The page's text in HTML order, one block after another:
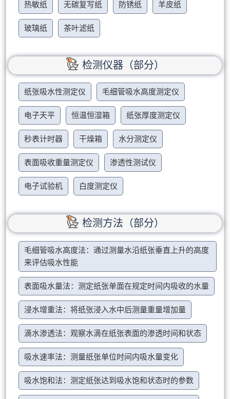
热敏纸 无碳复写纸 防锈纸 羊皮纸
玻璃纸 茶叶滤纸
检测仪器（部分）
纸张吸水性测定仪 毛细管吸水高度测定仪
电子天平 恒温恒湿箱 纸张厚度测定仪
秒表计时器 干燥箱 水分测定仪
表面吸收重量测定仪 渗透性测试仪
电子试验机 白度测定仪
检测方法（部分）
毛细管吸水高度法：通过测量水沿纸张垂直上升的高度
来评估吸水性能
表面吸水量法：测定纸张单面在规定时间内吸收的水量
浸水增重法：将纸张浸入水中后测量重量增加量
滴水渗透法：观察水滴在纸张表面的渗透时间和状态
吸水速率法：测量纸张单位时间内吸水量变化
吸水饱和法：测定纸张达到吸水饱和状态时的参数